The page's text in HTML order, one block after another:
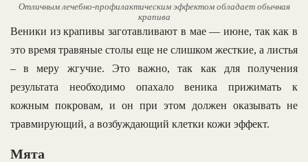
Отличным лечебно-профилактическим эффектом обладает обычная
крапива
Веники из крапивы заготавливают в мае — июне, так как в
это время травяные столы еще не слишком жесткие, а листья
– в меру жгучие. Это важно, так как для получения
результата необходимо опахало веника прижимать к
кожным покровам, и он при этом должен оказывать не
травмирующий, а возбуждающий клетки кожи эффект.
Мята